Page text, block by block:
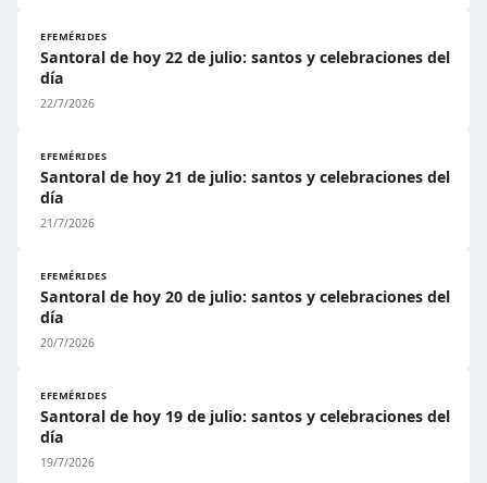
EFEMÉRIDES
Santoral de hoy 22 de julio: santos y celebraciones del
día
22/7/2026
EFEMÉRIDES
Santoral de hoy 21 de julio: santos y celebraciones del
día
21/7/2026
EFEMÉRIDES
Santoral de hoy 20 de julio: santos y celebraciones del
día
20/7/2026
EFEMÉRIDES
Santoral de hoy 19 de julio: santos y celebraciones del
día
19/7/2026